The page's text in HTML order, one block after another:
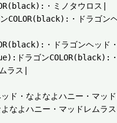
・ミノタウロス|
COLOR(black):・ドラゴン
・ドラゴンヘッド
ドラゴンCOLOR(black):
ラス|
ド・なよなよハニー・マッ
なよハニー・マッドレムラ